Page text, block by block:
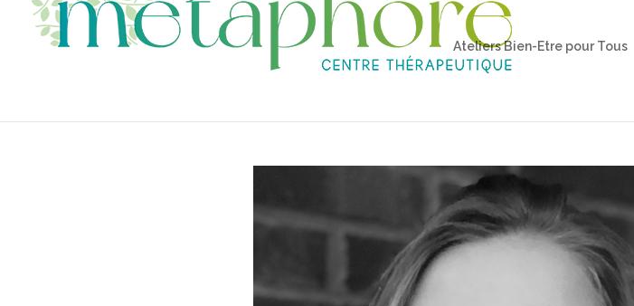
Ateliers Bien-Etre pour Tous
CÉLINE BIHAIN